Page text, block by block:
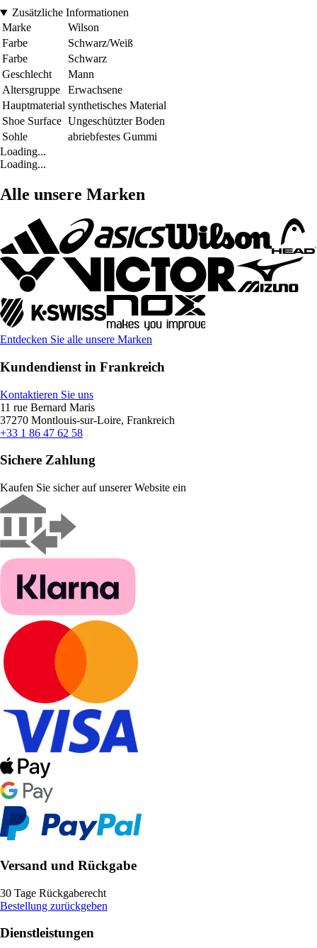
Zusätzliche Informationen
Marke
Wilson
Farbe
Schwarz/Weiß
Farbe
Schwarz
Geschlecht
Mann
Altersgruppe
Erwachsene
Hauptmaterial synthetisches Material
Shoe Surface Ungeschützter Boden
Sohle
abriebfestes Gummi
Loading...
Loading...
Alle unsere Marken
Entdecken Sie alle unsere Marken
Kundendienst in Frankreich
Kontaktieren Sie uns
11 rue Bernard Maris
37270 Montlouis-sur-Loire, Frankreich
+33 1 86 47 62 58
Sichere Zahlung
Kaufen Sie sicher auf unserer Website ein
Versand und Rückgabe
30 Tage Rückgaberecht
Bestellung zurückgeben
Dienstleistungen